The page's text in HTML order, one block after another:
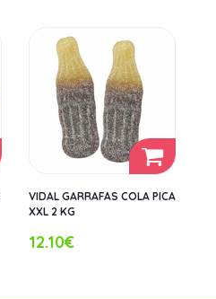
VIDAL GARRAFAS COLA PICA
XXL 2 KG
12.10€